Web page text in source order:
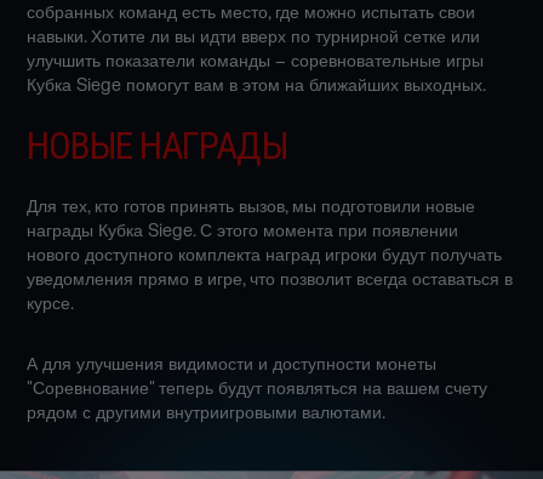
собранных команд есть место, где можно испытать свои
навыки. Хотите ли вы идти вверх по турнирной сетке или
улучшить показатели команды – соревновательные игры
Кубка Siege помогут вам в этом на ближайших выходных.
НОВЫЕ НАГРАДЫ
Для тех, кто готов принять вызов, мы подготовили новые
награды Кубка Siege. С этого момента при появлении
нового доступного комплекта наград игроки будут получать
уведомления прямо в игре, что позволит всегда оставаться в
курсе.
А для улучшения видимости и доступности монеты
"Соревнование" теперь будут появляться на вашем счету
рядом с другими внутриигровыми валютами.